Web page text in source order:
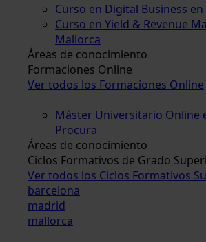
Curso en Digital Business
Curso en Yield & Revenue
Mallorca
Áreas de conocimiento
Formaciones Online
Ver todos los Formaciones Online
Máster Universitario Online
Procura
Áreas de conocimiento
Ciclos Formativos de Grado
Ver todos los Ciclos Formativos
barcelona
madrid
mallorca